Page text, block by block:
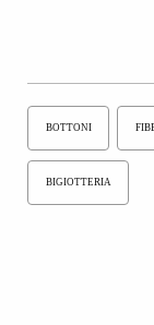
BOTTONI
BIGIOTTERIA